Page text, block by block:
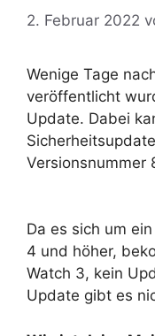
2. Februar 2022
Wenige Tage
veröffentlicht
Update. Dabei
Versionsnummer
Da es sich um
4 und höher,
Watch 3, kein
Update gibt es